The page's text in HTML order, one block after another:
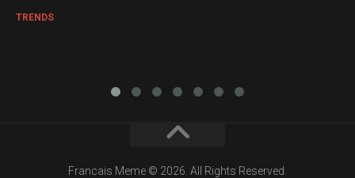
TRENDS
Francais Meme © 2026. All Rights Reserved.